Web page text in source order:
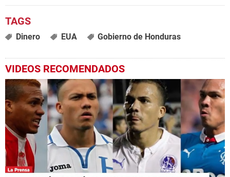
Dinero EUA Gobierno de Honduras
VIDEOS RECOMENDADOS